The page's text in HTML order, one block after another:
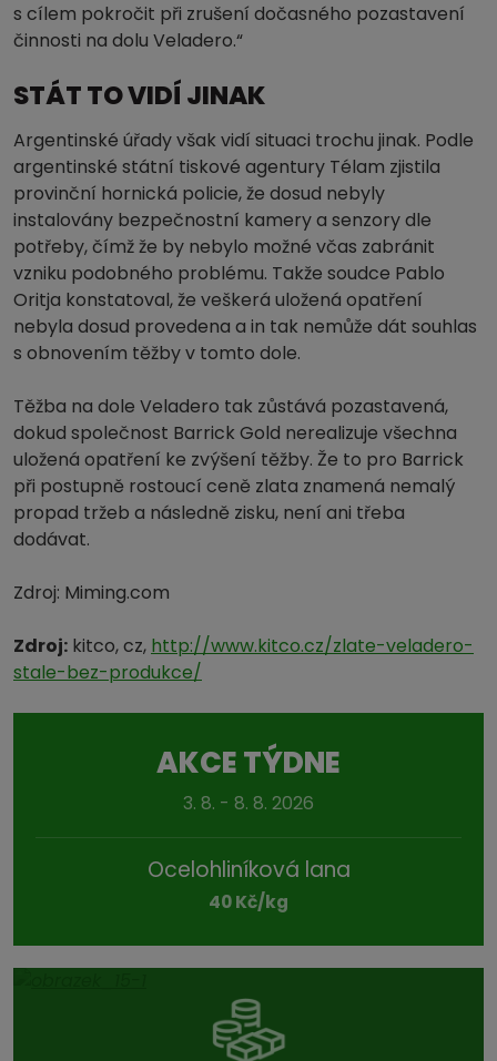
s cílem pokročit při zrušení dočasného pozastavení
činnosti na dolu Veladero.“
STÁT TO VIDÍ JINAK
Argentinské úřady však vidí situaci trochu jinak. Podle
argentinské státní tiskové agentury Télam zjistila
provinční hornická policie, že dosud nebyly
instalovány bezpečnostní kamery a senzory dle
potřeby, čímž že by nebylo možné včas zabránit
vzniku podobného problému. Takže soudce Pablo
Oritja konstatoval, že veškerá uložená opatření
nebyla dosud provedena a in tak nemůže dát souhlas
s obnovením těžby v tomto dole.
Těžba na dole Veladero tak zůstává pozastavená,
dokud společnost Barrick Gold nerealizuje všechna
uložená opatření ke zvýšení těžby. Že to pro Barrick
při postupně rostoucí ceně zlata znamená nemalý
propad tržeb a následně zisku, není ani třeba
dodávat.
Zdroj: Miming.com
Zdroj: kitco, cz, http://www.kitco.cz/zlate-veladero-
stale-bez-produkce/
AKCE TÝDNE
3. 8. - 8. 8. 2026
Ocelohliníková lana
40 Kč/kg